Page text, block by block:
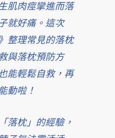
肌肉痙攣進而落
就好痛。這次
整理常見的落枕
與落枕預防方
能輕鬆自救，再
動啦！
落枕」的經驗，